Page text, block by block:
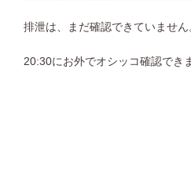
排泄は、まだ確認できていません
20:30にお外でオシッコ確認でき